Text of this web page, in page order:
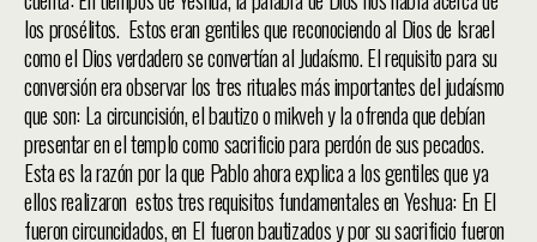
los prosélitos. Estos eran gentiles que reconociendo al Dios de Israel
como el Dios verdadero se convertían al Judaísmo. El requisito para su
conversión era observar los tres rituales más importantes del judaísmo
que son: La circuncisión, el bautizo o mikveh y la ofrenda que debían
presentar en el templo como sacrificio para perdón de sus pecados.
Esta es la razón por la que Pablo ahora explica a los gentiles que ya
ellos realizaron estos tres requisitos fundamentales en Yeshua: En El
fueron circuncidados, en El fueron bautizados y por su sacrificio fueron